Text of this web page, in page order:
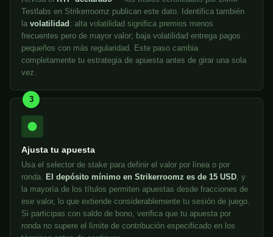
Testlabs en Strikerroomz publican este dato. Identifica también
la volatilidad : alta volatilidad significa premios menos
frecuentes pero de mayor valor; baja volatilidad entrega pagos
pequeños con más regularidad. Este paso cambia
completamente tu estrategia de apuesta antes de girar una sola
vez.
3
Ajusta tu apuesta
Usa el selector de stake para definir el valor por línea o por
ronda. El depósito mínimo en Strikerroomz es de 15 USD, y
la mayoría de los títulos permiten apuestas desde fracciones de
ese valor, lo que extiende considerablemente tu sesión de juego.
Si participas con saldo de bono, verifica que tu apuesta por
ronda no supere el límite de contribución especificado en los